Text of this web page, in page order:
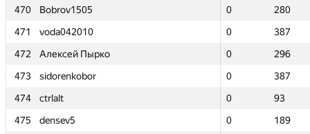
470
Bobrov1505 0
280
471
voda042010 0
387
472
Алексей Пырко 0
296
473
sidorenkobor 0
387
474
ctrlalt 0
93
475
densev5 0
189
470
Bobrov1505 0
280
471
voda042010 0
387
472
Алексей Пырко 0
296
473
sidorenkobor 0
387
474
ctrlalt 0
93
475
densev5 0
189